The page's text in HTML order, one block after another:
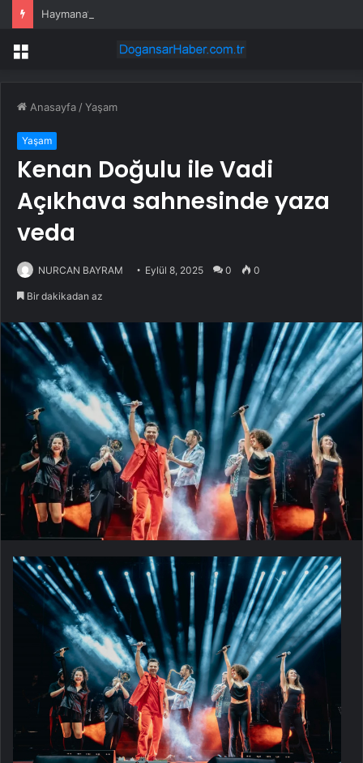
Menü
Anasayfa /Yaşam
Yaşam
Kenan Doğulu ile Vadi
Açıkhava sahnesinde yaza
veda
NURCAN BAYRAM Eylül 8, 2025 0 0
Bir dakikadan az